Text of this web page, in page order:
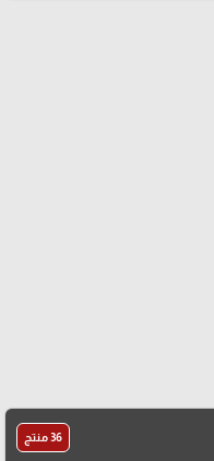
36 منتج